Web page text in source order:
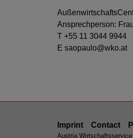
Ansprechperson:
T +55 11 3044 9944
E saopaulo@wko.at
Imprint Contact
Austria